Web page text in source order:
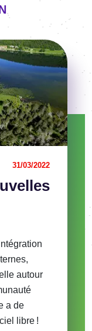
31/03/2022
autour
a de
libre !